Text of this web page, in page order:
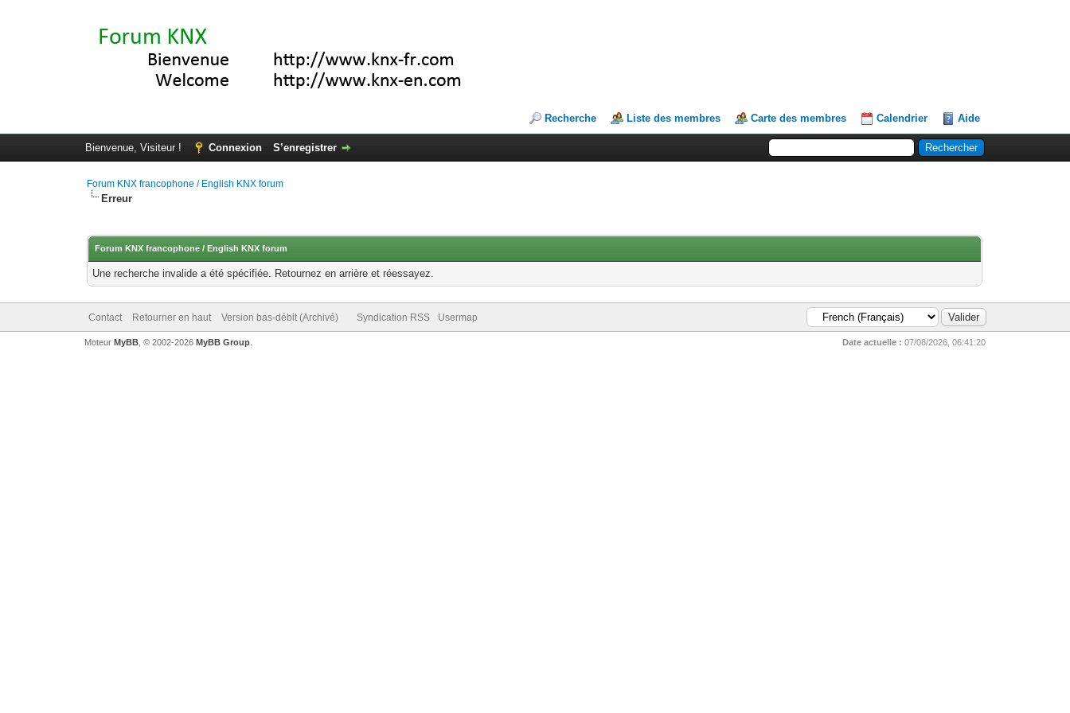
Recherche Liste des membres Carte des membres Calendrier Aide
Bienvenue, Visiteur ! Connexion S’enregistrer
Forum KNX francophone / English KNX forum
Erreur
Forum KNX francophone / English KNX forum
Une recherche invalide a été spécifiée. Retournez en arrière et réessayez.
Contact Retourner en haut Version bas-débit (Archivé) Syndication RSS Usermap
Date actuelle : 07/08/2026, 06:41:20
Moteur MyBB, © 2002-2026 MyBB Group.